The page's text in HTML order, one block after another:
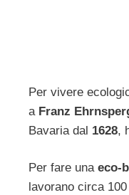
Per vivere
a Franz
Bavaria dal 1628,
Per fare una eco-
lavorano circa